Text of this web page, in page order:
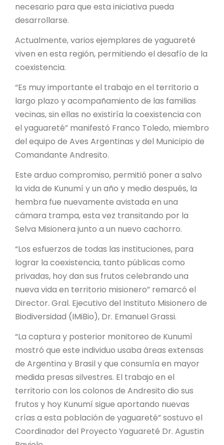
necesario para que esta iniciativa pueda
desarrollarse.
Actualmente, varios ejemplares de yaguareté
viven en esta región, permitiendo el desafío de la
coexistencia.
“Es muy importante el trabajo en el territorio a
largo plazo y acompañamiento de las familias
vecinas, sin ellas no existiría la coexistencia con
el yaguareté” manifestó Franco Toledo, miembro
del equipo de Aves Argentinas y del Municipio de
Comandante Andresito.
Este arduo compromiso, permitió poner a salvo
la vida de Kunumí y un año y medio después, la
hembra fue nuevamente avistada en una
cámara trampa, esta vez transitando por la
Selva Misionera junto a un nuevo cachorro.
“Los esfuerzos de todas las instituciones, para
lograr la coexistencia, tanto públicas como
privadas, hoy dan sus frutos celebrando una
nueva vida en territorio misionero” remarcó el
Director. Gral. Ejecutivo del Instituto Misionero de
Biodiversidad (IMiBio), Dr. Emanuel Grassi.
“La captura y posterior monitoreo de Kunumí
mostró que este individuo usaba áreas extensas
de Argentina y Brasil y que consumía en mayor
medida presas silvestres. El trabajo en el
territorio con los colonos de Andresito dio sus
frutos y hoy Kunumí sigue aportando nuevas
crías a esta población de yaguareté” sostuvo el
Coordinador del Proyecto Yaguareté Dr. Agustin